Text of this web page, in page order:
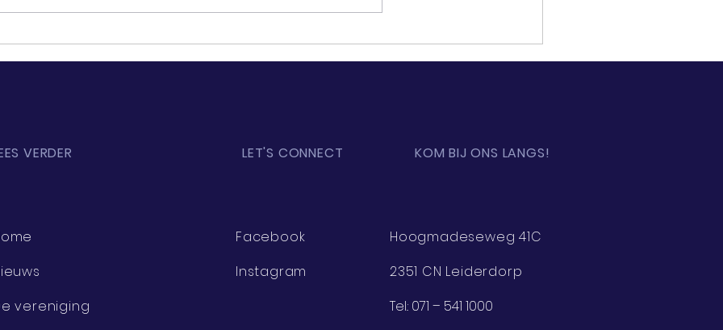
VERDER
vereniging
LET'S CONNECT KOM BIJ ONS LANGS!
Facebook
Instagram
Hoogmadeseweg 41C
2351 CN Leiderdorp
Tel.: 071 – 541 1000